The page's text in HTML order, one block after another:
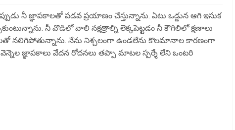
నీ జ్ఞాపకాలతో పడవ ప్రయాణం చేస్తున్నాను. ఏటు ఒడ్డున ఆగి ఇసుక
నీ వొడిలో వాలి నక్షత్రాల్ని లెక్కపెట్టడం నీ కౌగిలిలో క్షణాలు
నలిగిపోతున్నాను. నేను నిశ్చలంగా ఉండలేను కొలమానాల కారణంగా
జ్ఞాపకాలు వేదన రోదనలు తప్పా మాటల స్పర్శే లేని ఒంటరి